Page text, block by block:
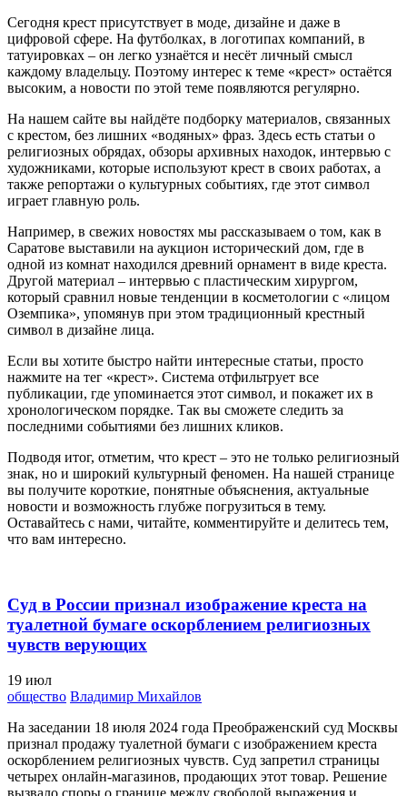
Сегодня крест присутствует в моде, дизайне и даже в
цифровой сфере. На футболках, в логотипах компаний, в
татуировках – он легко узнаётся и несёт личный смысл
каждому владельцу. Поэтому интерес к теме «крест» остаётся
высоким, а новости по этой теме появляются регулярно.
На нашем сайте вы найдёте подборку материалов, связанных
с крестом, без лишних «водяных» фраз. Здесь есть статьи о
религиозных обрядах, обзоры архивных находок, интервью с
художниками, которые используют крест в своих работах, а
также репортажи о культурных событиях, где этот символ
играет главную роль.
Например, в свежих новостях мы рассказываем о том, как в
Саратове выставили на аукцион исторический дом, где в
одной из комнат находился древний орнамент в виде креста.
Другой материал – интервью с пластическим хирургом,
который сравнил новые тенденции в косметологии с «лицом
Оземпика», упомянув при этом традиционный крестный
символ в дизайне лица.
Если вы хотите быстро найти интересные статьи, просто
нажмите на тег «крест». Система отфильтрует все
публикации, где упоминается этот символ, и покажет их в
хронологическом порядке. Так вы сможете следить за
последними событиями без лишних кликов.
Подводя итог, отметим, что крест – это не только религиозный
знак, но и широкий культурный феномен. На нашей странице
вы получите короткие, понятные объяснения, актуальные
новости и возможность глубже погрузиться в тему.
Оставайтесь с нами, читайте, комментируйте и делитесь тем,
что вам интересно.
Суд в России признал изображение креста на
туалетной бумаге оскорблением религиозных
чувств верующих
19 июл
общество Владимир Михайлов
На заседании 18 июля 2024 года Преображенский суд Москвы
признал продажу туалетной бумаги с изображением креста
оскорблением религиозных чувств. Суд запретил страницы
четырех онлайн-магазинов, продающих этот товар. Решение
вызвало споры о границе между свободой выражения и